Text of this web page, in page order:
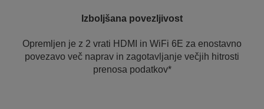
Izboljšana povezljivost
Opremljen je z 2 vrati HDMI in WiFi 6E za enostavno
povezavo več naprav in zagotavljanje večjih hitrosti
prenosa podatkov*